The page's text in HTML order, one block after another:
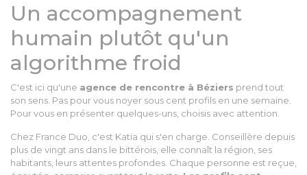
Un accompagnement
humain plutôt qu'un
algorithme froid
C'est ici qu'une agence de rencontre à Béziers prend tout
son sens. Pas pour vous noyer sous cent profils en une semaine.
Pour vous en présenter quelques-uns, choisis avec attention.
Chez France Duo, c'est Katia qui s'en charge. Conseillère depuis
plus de vingt ans dans le bittérois, elle connaît la région, ses
habitants, leurs attentes profondes. Chaque personne est reçue,